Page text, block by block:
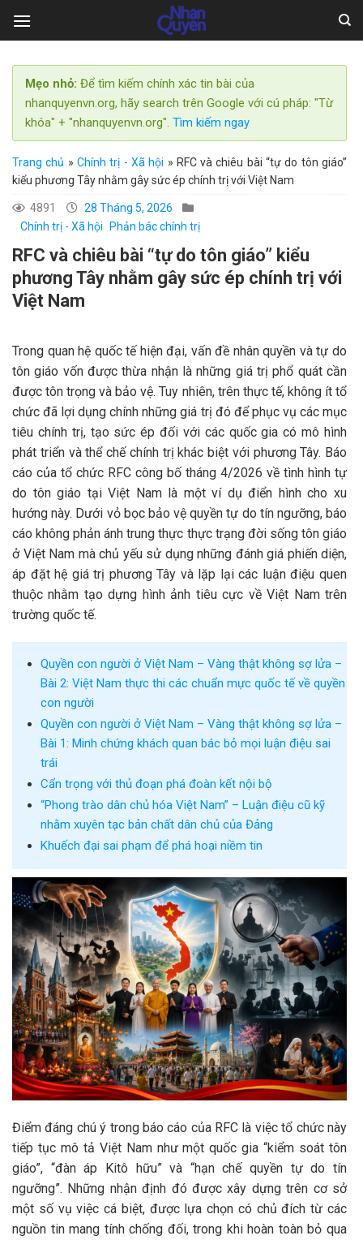
Mẹo nhỏ: Để tìm kiếm chính xác tin bài của
nhanquyenvn.org, hãy search trên Google với cú pháp: "Từ
khóa" + "nhanquyenvn.org". Tìm kiếm ngay
Trang chủ » Chính trị - Xã hội » RFC và chiêu bài “tự do tôn giáo”
kiểu phương Tây nhằm gây sức ép chính trị với Việt Nam
4891
28 Tháng 5, 2026
Chính trị - Xã hội
Phản bác chính trị
RFC và chiêu bài “tự do tôn giáo” kiểu
phương Tây nhằm gây sức ép chính trị với
Việt Nam
Trong quan hệ quốc tế hiện đại, vấn đề nhân quyền và tự do
tôn giáo vốn được thừa nhận là những giá trị phổ quát cần
được tôn trọng và bảo vệ. Tuy nhiên, trên thực tế, không ít tổ
chức đã lợi dụng chính những giá trị đó để phục vụ các mục
tiêu chính trị, tạo sức ép đối với các quốc gia có mô hình
phát triển và thể chế chính trị khác biệt với phương Tây. Báo
cáo của tổ chức RFC công bố tháng 4/2026 về tình hình tự
do tôn giáo tại Việt Nam là một ví dụ điển hình cho xu
hướng này. Dưới vỏ bọc bảo vệ quyền tự do tín ngưỡng, báo
cáo không phản ánh trung thực thực trạng đời sống tôn giáo
ở Việt Nam mà chủ yếu sử dụng những đánh giá phiến diện,
áp đặt hệ giá trị phương Tây và lặp lại các luận điệu quen
thuộc nhằm tạo dựng hình ảnh tiêu cực về Việt Nam trên
trường quốc tế.
Quyền con người ở Việt Nam – Vàng thật không sợ lửa –
Bài 2: Việt Nam thực thi các chuẩn mực quốc tế về quyền
con người
Quyền con người ở Việt Nam – Vàng thật không sợ lửa –
Bài 1: Minh chứng khách quan bác bỏ mọi luận điệu sai
trái
Cẩn trọng với thủ đoạn phá đoàn kết nội bộ
“Phong trào dân chủ hóa Việt Nam” – Luận điệu cũ kỹ
nhằm xuyên tạc bản chất dân chủ của Đảng
Khuếch đại sai phạm để phá hoại niềm tin
Điểm đáng chú ý trong báo cáo của RFC là việc tổ chức này
tiếp tục mô tả Việt Nam như một quốc gia “kiểm soát tôn
giáo”, “đàn áp Kitô hữu” và “hạn chế quyền tự do tín
ngưỡng”. Những nhận định đó được xây dựng trên cơ sở
một số vụ việc cá biệt, được lựa chọn có chủ đích từ các
nguồn tin mang tính chống đối, trong khi hoàn toàn bỏ qua